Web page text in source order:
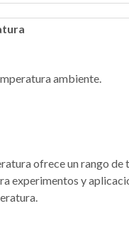
ambiente.
ofrece un rango de
experimentos y